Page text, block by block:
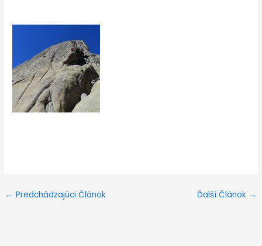
← Predchádzajúci Článok Ďalší Článok →